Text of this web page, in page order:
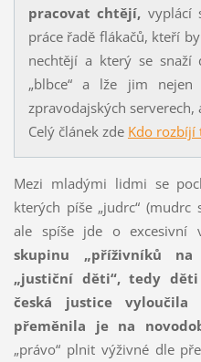
pracovat chtějí, vyplácí
práce řadě flákačů, kteří
nechtějí a který se snaží
„blbce“ a lže jim
zpravodajských serverech,
Celý článek zde Kdo rozbíjí
Mezi mladými lidmi se
kterých píše „judrc“ (mudrc
ale spíše jde o excesivní
skupinu „příživníků
„justiční děti“, tedy
česká justice
přeměnila je na
„právo“ plnit výživné dle